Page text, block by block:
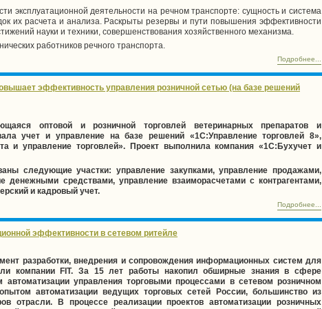
эксплуатационной деятельности на речном транспорте: сущность и система
их расчета и анализа. Раскрыты резервы и пути повышения эффективности
науки и техники, совершенствования хозяйственного механизма.
работников речного транспорта.
Подробнее...
эффективность управления розничной сетью (на базе решений
оптовой и розничной торговлей ветеринарных препаратов и
учет и управление на базе решений «1С:Управление торговлей 8»,
и управление торговлей». Проект выполнила компания «1С:Бухучет и
следующие участки: управление закупками, управление продажами,
денежными средствами, управление взаиморасчетами с контрагентами,
и кадровый учет.
Подробнее...
эффективности в сетевом ритейле
разработки, внедрения и сопровождения информационных систем для
компании FIT. За 15 лет работы накопил обширные знания в сфере
управления торговыми процессами в сетевом розничном
автоматизации ведущих торговых сетей России, большинство из
отрасли. В процессе реализации проектов автоматизации розничных